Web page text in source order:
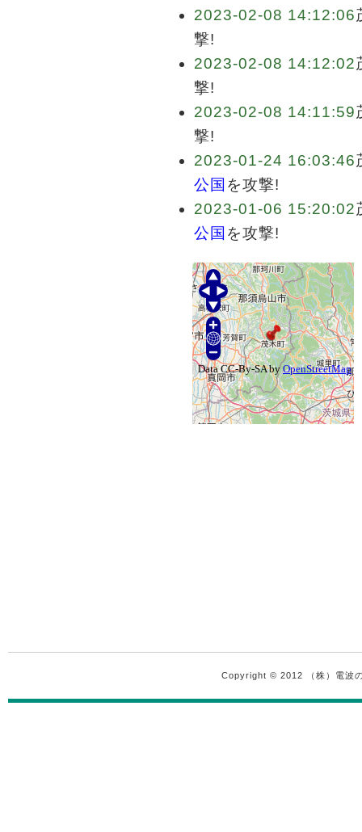
2023-02-08 14:12:06
撃!
2023-02-08 14:12:02
撃!
2023-02-08 14:11:59
撃!
2023-01-24 16:03:46
公国 を攻撃!
2023-01-06 15:20:02
公国 を攻撃!
Copyright © 2012 （株）電波